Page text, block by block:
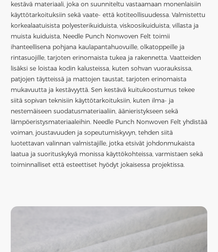
kestävä materiaali, joka on suunniteltu vastaamaan monenlaisiin
käyttötarkoituksiin sekä vaate- että kotiteollisuudessa. Valmistettu
korkealaatuisista polyesterikuiduista, viskoosikuiduista, villasta ja
muista kuiduista, Needle Punch Nonwoven Felt toimii
ihanteellisena pohjana kaulapantahuovuille, olkatoppeille ja
rintasuojille, tarjoten erinomaista tukea ja rakennetta. Vaatteiden
lisäksi se loistaa kodin kalusteissa, kuten sohvan vuorauksissa,
patjojen täytteissä ja mattojen taustat, tarjoten erinomaista
mukavuutta ja kestävyyttä. Sen kestävä kuitukoostumus tekee
siitä sopivan teknisiin käyttötarkoituksiin, kuten ilma- ja
nestemäiseen suodatusmateriaaliin, äänieristykseen sekä
lämpöeristysmateriaaleihin. Needle Punch Nonwoven Felt yhdistää
voiman, joustavuuden ja sopeutumiskyvyn, tehden siitä
luotettavan valinnan valmistajille, jotka etsivät johdonmukaista
laatua ja suorituskykyä monissa käyttökohteissa, varmistaen sekä
toiminnalliset että esteettiset hyödyt jokaisessa projektissa.